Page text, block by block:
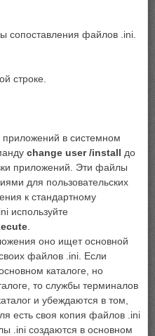
сопоставления файлов .ini.
строке.
в системном
change user /install до
приложений. Эти файлы
для пользовательских
к стандартному
используйте
оно ищет основной
файлов .ini. Если
каталоге, но
то службы терминалов
и убеждаются в том,
есть своя копия файлов .ini
.ini создаются в основном